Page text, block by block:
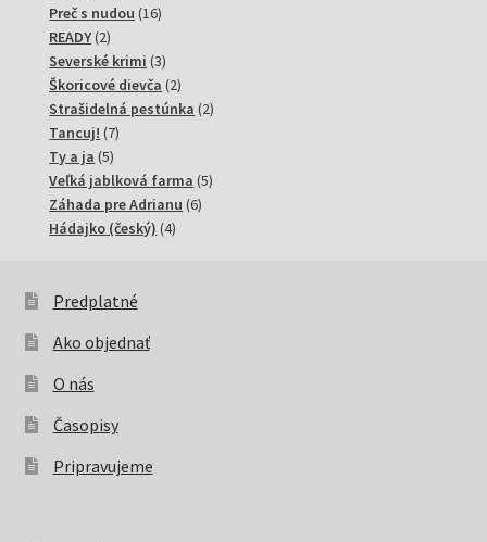
produktov
Preč s nudou 1616
READY 22
produkty
Severské krimi 33
produkty
Škoricové dievča 22
produkty
Strašidelná pestúnka 22
Tancuj! 77
Ty a ja 55
produktov
Veľká jablková farma 55
Záhada pre Adrianu 66
Hádajko (český) 44
Predplatné
Ako objednať
O nás
Časopisy
Pripravujeme